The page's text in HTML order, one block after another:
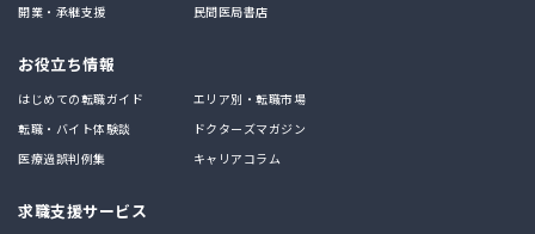
開業・承継支援
民間医局書店
お役立ち情報
はじめての転職ガイド
エリア別・転職市場
転職・バイト体験談
ドクターズマガジン
医療過誤判例集
キャリアコラム
求職支援サービス